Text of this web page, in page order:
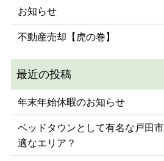
お知らせ
不動産売却【虎の巻】
年末年始休暇のお知らせ
ベッドタウンとして有名な戸田
適なエリア？